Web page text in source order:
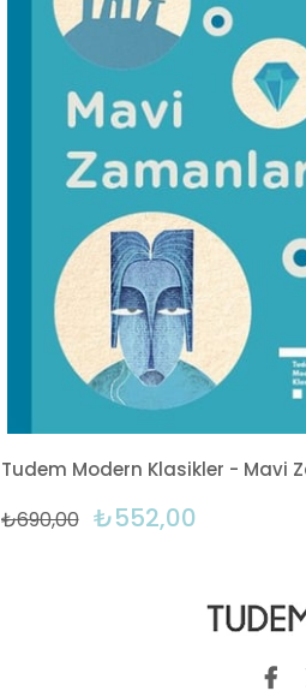
₺552,00
₺690,00